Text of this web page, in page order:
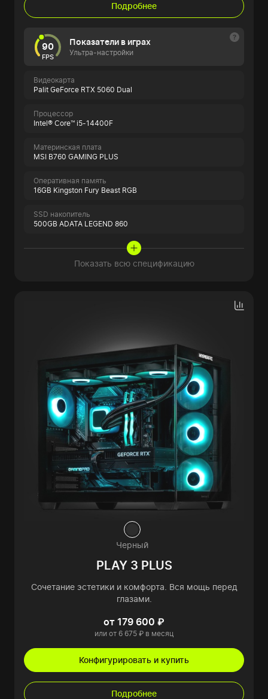
Подробнее
90
FPS
Показатели в играх
Ультра-настройки
Видеокарта
Palit GeForce RTX 5060 Dual
Процессор
Intel® Core™ i5-14400F
Материнская плата
MSI B760 GAMING PLUS
Оперативная память
16GB Kingston Fury Beast RGB
SSD накопитель
500GB ADATA LEGEND 860
Показать всю спецификацию
Черный
PLAY 3 PLUS
Сочетание эстетики и комфорта. Вся мощь перед
глазами.
от 179 600 ₽
или от 6 675 ₽ в месяц
Конфигурировать и купить
Подробнее